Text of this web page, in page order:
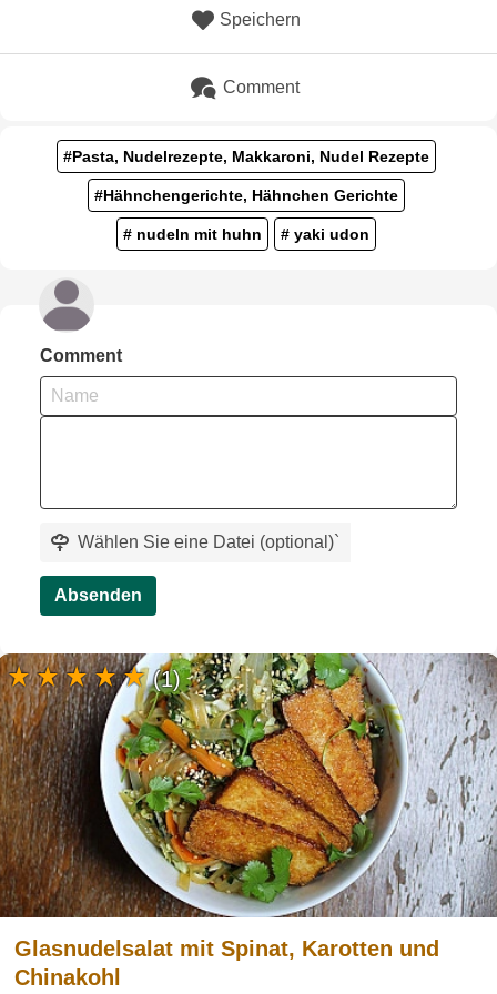
Speichern
Comment
#Pasta, Nudelrezepte, Makkaroni, Nudel Rezepte
#Hähnchengerichte, Hähnchen Gerichte
# nudeln mit huhn # yaki udon
Comment
Wählen Sie eine Datei (optional)`
Absenden
Glasnudelsalat mit Spinat, Karotten und
Chinakohl
(1)